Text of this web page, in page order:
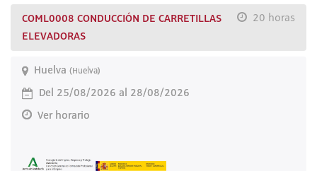
20 horas
COML0008 CONDUCCIÓN DE CARRETILLAS
ELEVADORAS
Huelva (Huelva)
Del 25/08/2026 al 28/08/2026
Ver horario